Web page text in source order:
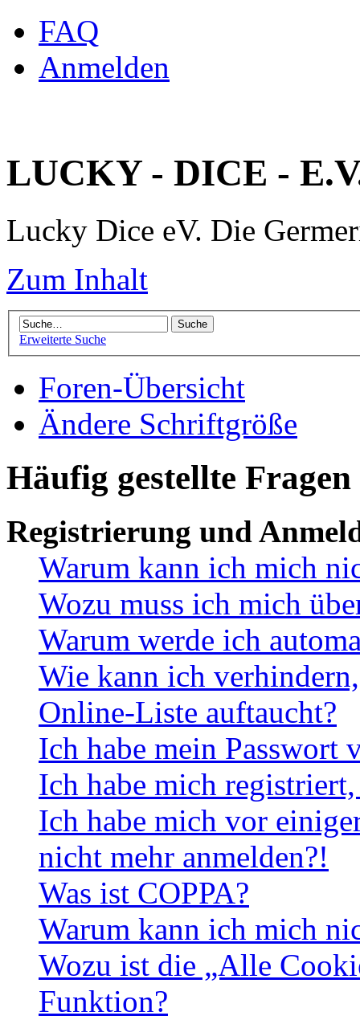
FAQ
Anmelden
LUCKY - DICE -
Lucky Dice eV. Die
Zum Inhalt
Erweiterte Suche
Foren-Übersicht
Ändere Schriftgröße
Häufig gestellte Fragen
Registrierung und
Warum kann ich mich
Wozu muss ich mich
Warum werde ich
Wie kann ich
Online-Liste auftaucht?
Ich habe mein Passwort
Ich habe mich
Ich habe mich vor
nicht mehr anmelden?!
Was ist COPPA?
Warum kann ich mich
Wozu ist die „Alle
Funktion?